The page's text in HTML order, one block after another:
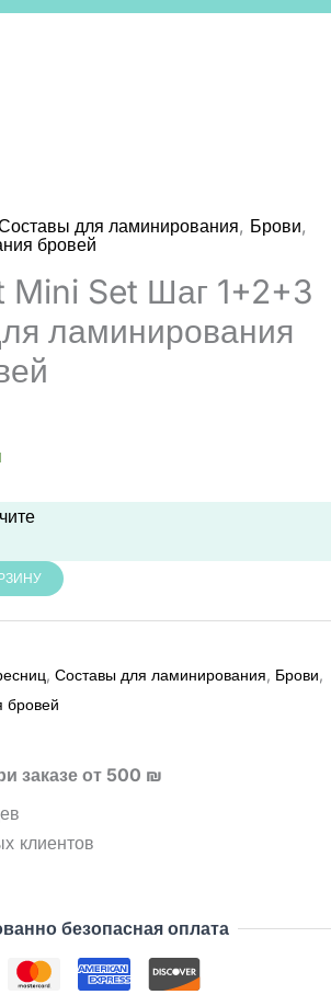
для ламинирования, Брови,
бровей
Mini Set Шаг 1+2+3
ламинирования
, Составы для ламинирования, Брови,
бровей
заказе от 500 ₪
клиентов
безопасная оплата